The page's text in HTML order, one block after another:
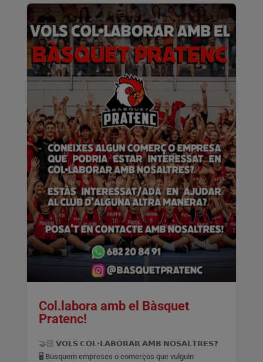
Col.labora amb el Bàsquet
Pratenc!
🤝🏻 𝗩𝗢𝗟𝗦 𝗖𝗢𝗟•𝗟𝗔𝗕𝗢𝗥𝗔𝗥 𝗔𝗠𝗕 𝗡𝗢𝗦𝗔𝗟𝗧𝗥𝗘𝗦❓
🖥️ Busquem empreses o comerços que vulguin